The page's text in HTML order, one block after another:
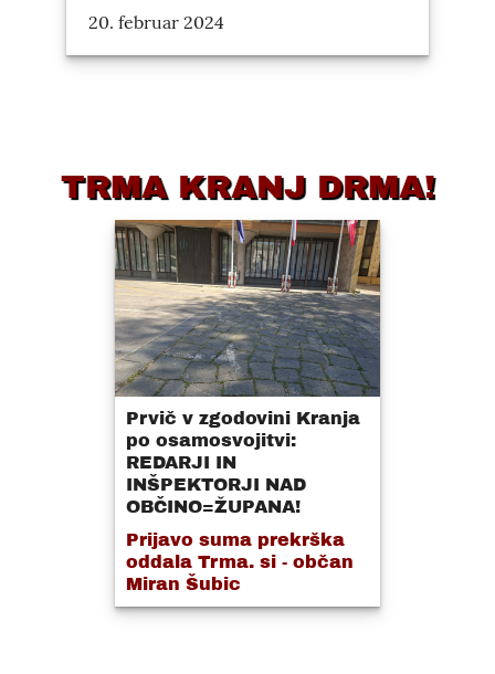
20. februar 2024
TRMA KRANJ DRMA!
Prvič v zgodovini Kranja
po osamosvojitvi:
REDARJI IN
INŠPEKTORJI NAD
OBČINO=ŽUPANA!
Prijavo suma prekrška
oddala Trma. si - občan
Miran Šubic